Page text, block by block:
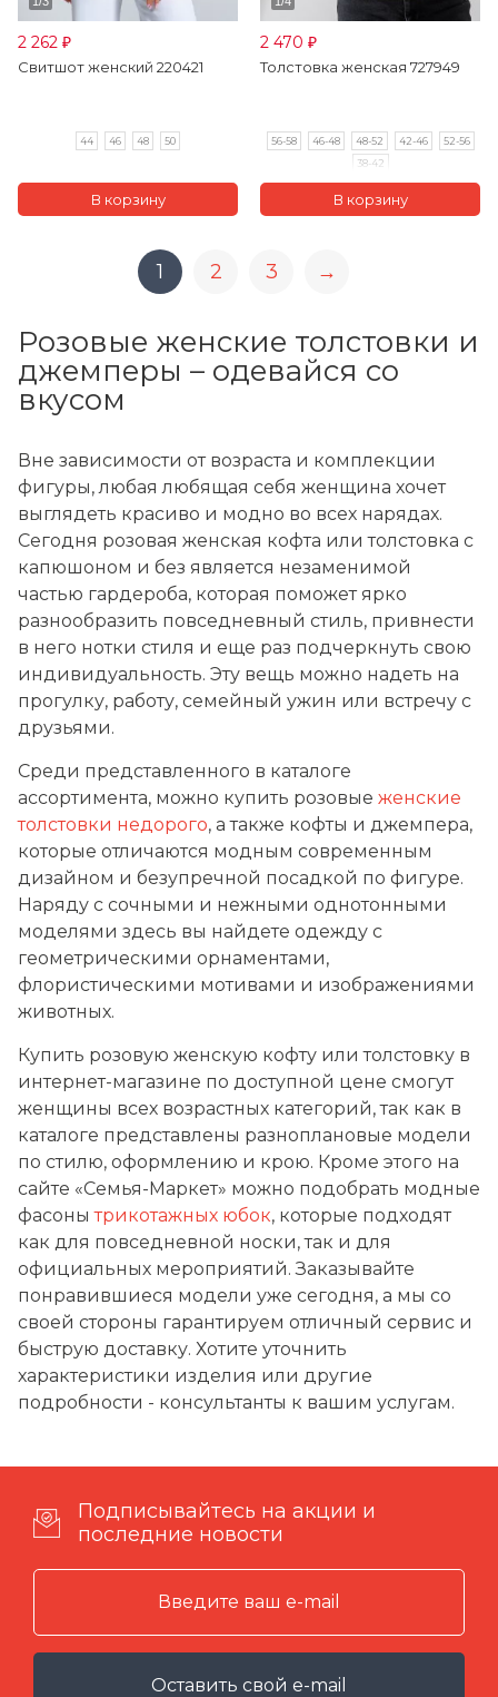
2 262 ₽
Свитшот женский 220421
44 46 48 50
2 470 ₽
Толстовка женская 727949
56-58 46-48 48-52 42-46
52-56
38-42
1 2 3 →
Розовые женские толстовки и
джемперы – одевайся со
вкусом
Вне зависимости от возраста и комплекции
фигуры, любая любящая себя женщина хочет
выглядеть красиво и модно во всех нарядах.
Сегодня розовая женская кофта или толстовка с
капюшоном и без является незаменимой
частью гардероба, которая поможет ярко
разнообразить повседневный стиль, привнести
в него нотки стиля и еще раз подчеркнуть свою
индивидуальность. Эту вещь можно надеть на
прогулку, работу, семейный ужин или встречу с
друзьями.
Среди представленного в каталоге
ассортимента, можно купить розовые женские
толстовки недорого, а также кофты и джемпера,
которые отличаются модным современным
дизайном и безупречной посадкой по фигуре.
Наряду с сочными и нежными однотонными
моделями здесь вы найдете одежду с
геометрическими орнаментами,
флористическими мотивами и изображениями
животных.
Купить розовую женскую кофту или толстовку в
интернет-магазине по доступной цене смогут
женщины всех возрастных категорий, так как в
каталоге представлены разноплановые модели
по стилю, оформлению и крою. Кроме этого на
сайте «Семья-Маркет» можно подобрать модные
фасонытрикотажных юбок, которые подходят
как для повседневной носки, так и для
официальных мероприятий. Заказывайте
понравившиеся модели уже сегодня, а мы со
своей стороны гарантируем отличный сервис и
быструю доставку. Хотите уточнить
характеристики изделия или другие
подробности - консультанты к вашим услугам.
Подписывайтесь на акции и
последние новости
Оставить свой e-mail